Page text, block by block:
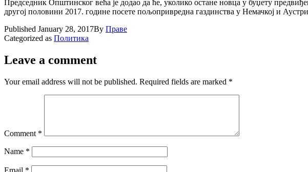
Председник Општинског већа је додао да ће, уколико остане новца у буџету
другој половини 2017. године посете пољопривредна газдинства у Немачкој и
Published January 28, 2017By Праве
Categorized as Политика
Leave a comment
Your email address will not be published. Required fields are marked *
Comment *
Name *
Email *